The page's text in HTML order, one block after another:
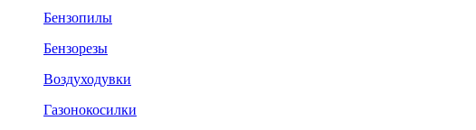
Бензопилы
Бензорезы
Воздуходувки
Газонокосилки